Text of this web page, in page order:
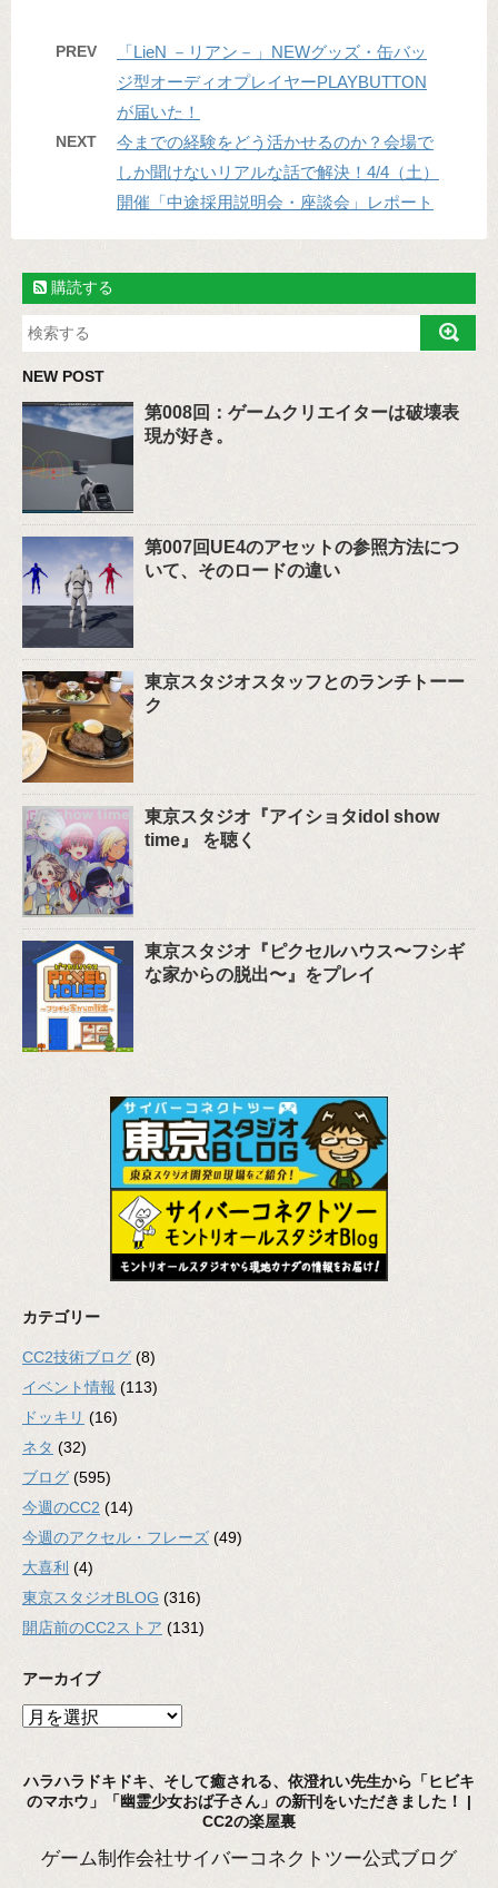
PREV
「LieN －リアン－」NEWグッズ・缶バッ
ジ型オーディオプレイヤーPLAYBUTTON
が届いた！
NEXT
今までの経験をどう活かせるのか？会場で
しか聞けないリアルな話で解決！4/4（土）
開催「中途採用説明会・座談会」レポート
購読する
NEW POST
第008回：ゲームクリエイターは破壊表
現が好き。
第007回UE4のアセットの参照方法につ
いて、そのロードの違い
東京スタジオスタッフとのランチトーー
ク
東京スタジオ『アイショタidol show
time』 を聴く
東京スタジオ『ピクセルハウス〜フシギ
な家からの脱出〜』をプレイ
カテゴリー
CC2技術ブログ (8)
イベント情報 (113)
ドッキリ (16)
ネタ (32)
ブログ (595)
今週のCC2 (14)
今週のアクセル・フレーズ (49)
大喜利 (4)
東京スタジオBLOG (316)
開店前のCC2ストア (131)
アーカイブ
ア
イ
ブ
ハラハラドキドキ、そして癒される、依澄れい先生から「ヒビキ
のマホウ」「幽霊少女おば子さん」の新刊をいただきました！ |
CC2の楽屋裏
ゲーム制作会社サイバーコネクトツー公式ブログ